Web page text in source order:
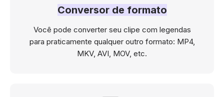
Conversor de formato
Você pode converter seu clipe com legendas
para praticamente qualquer outro formato: MP4,
MKV, AVI, MOV, etc.